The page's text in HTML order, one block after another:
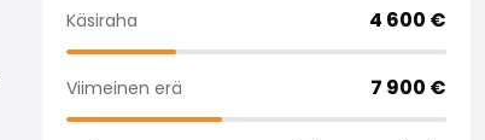
Käsiraha 4 600 €
Viimeinen erä 7 900 €